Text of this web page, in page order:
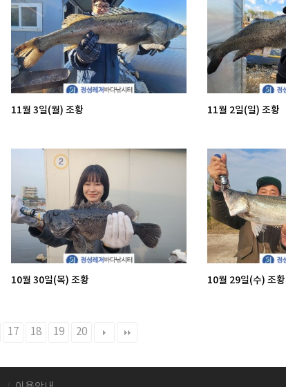
11월 3일(월) 조황 11월 2일(일) 조황
10월 30일(목) 조황 10월 29일(수) 조황
17 18 19 20